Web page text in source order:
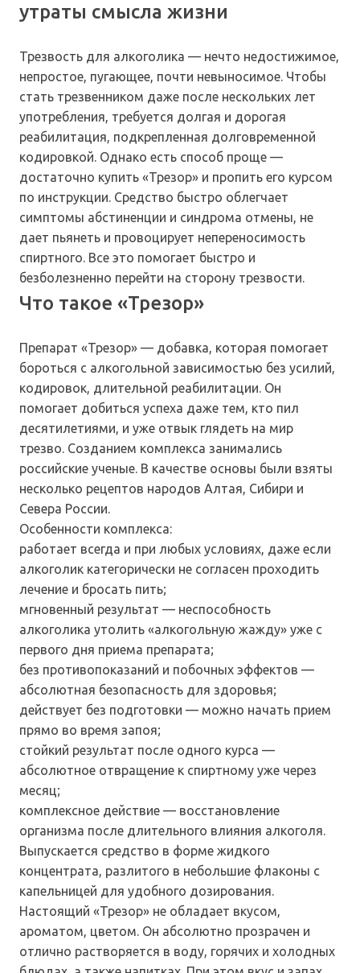
утраты смысла жизни
Трезвость для алкоголика — нечто недостижимое,
непростое, пугающее, почти невыносимое. Чтобы
стать трезвенником даже после нескольких лет
употребления, требуется долгая и дорогая
реабилитация, подкрепленная долговременной
кодировкой. Однако есть способ проще —
достаточно купить «Трезор» и пропить его курсом
по инструкции. Средство быстро облегчает
симптомы абстиненции и синдрома отмены, не
дает пьянеть и провоцирует непереносимость
спиртного. Все это помогает быстро и
безболезненно перейти на сторону трезвости.
Что такое «Трезор»
Препарат «Трезор» — добавка, которая помогает
бороться с алкогольной зависимостью без усилий,
кодировок, длительной реабилитации. Он
помогает добиться успеха даже тем, кто пил
десятилетиями, и уже отвык глядеть на мир
трезво. Созданием комплекса занимались
российские ученые. В качестве основы были взяты
несколько рецептов народов Алтая, Сибири и
Севера России.
Особенности комплекса:
работает всегда и при любых условиях, даже если
алкоголик категорически не согласен проходить
лечение и бросать пить;
мгновенный результат — неспособность
алкоголика утолить «алкогольную жажду» уже с
первого дня приема препарата;
без противопоказаний и побочных эффектов —
абсолютная безопасность для здоровья;
действует без подготовки — можно начать прием
прямо во время запоя;
стойкий результат после одного курса —
абсолютное отвращение к спиртному уже через
месяц;
комплексное действие — восстановление
организма после длительного влияния алкоголя.
Выпускается средство в форме жидкого
концентрата, разлитого в небольшие флаконы с
капельницей для удобного дозирования.
Настоящий «Трезор» не обладает вкусом,
ароматом, цветом. Он абсолютно прозрачен и
отлично растворяется в воду, горячих и холодных